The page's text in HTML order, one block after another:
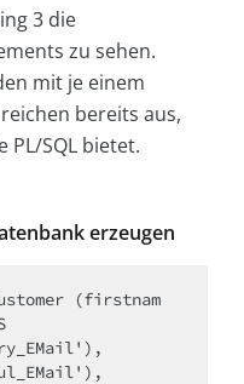
3 die
zu sehen.
mit je einem
bereits aus,
PL/SQL bietet.
erzeugen
(firstnam